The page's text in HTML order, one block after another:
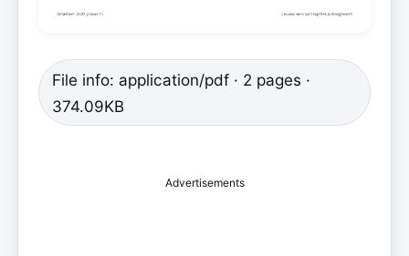
File info: application/pdf · 2 pages ·
374.09KB
Advertisements